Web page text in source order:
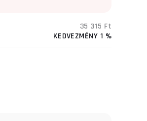
35 315 Ft
KEDVEZMÉNY 1 %